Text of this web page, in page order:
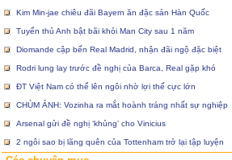
Kim Min-jae chiêu đãi Bayern ăn đặc sản Hàn Quốc
Tuyển thủ Anh bật bãi khỏi Man City sau 1 năm
Diomande cập bến Real Madrid, nhận đãi ngộ đặc biệt
Rodri lung lay trước đề nghị của Barca, Real gặp khó
ĐT Việt Nam có thể lên ngôi nhờ lợi thế cực lớn
CHÙM ẢNH: Vozinha ra mắt hoành tráng nhất sự nghiệp
Arsenal gửi đề nghị ‘khủng’ cho Vinicius
2 ngôi sao bị lãng quên của Tottenham trở lại tập luyện